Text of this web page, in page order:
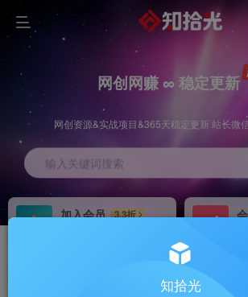
网创网赚 ∞ 稳定更新
网创资源&实战项目&365天稳定更新 站长微
输入关键词搜索
加入会员
3.3折
知拾光